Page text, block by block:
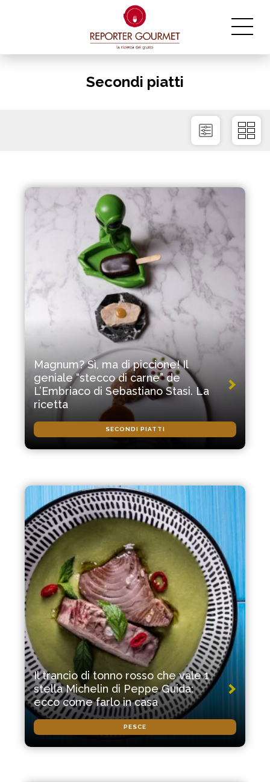
Secondi piatti
Magnum? Sì, ma di piccione! Il
geniale “stecco di carne” de
L’Embriaco di Sebastiano Stasi. La
ricetta
SECONDI PIATTI
Il trancio di tonno rosso che vale 1
stella Michelin di Peppe Guida:
ecco come farlo in casa
PESCE